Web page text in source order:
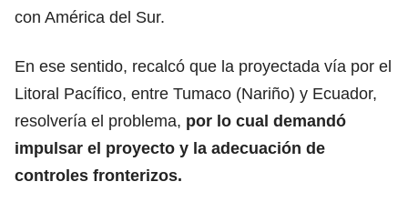
con América del Sur.
En ese sentido, recalcó que la proyectada vía por el
Litoral Pacífico, entre Tumaco (Nariño) y Ecuador,
resolvería el problema, por lo cual demandó
impulsar el proyecto y la adecuación de
controles fronterizos.